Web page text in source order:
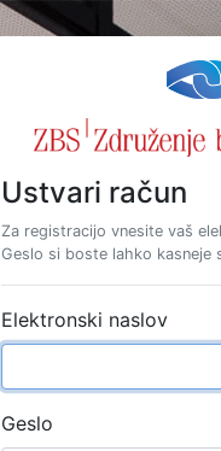
Ustvari račun
Za registracijo vnesite vaš
Geslo si boste lahko kasneje
Elektronski naslov
Geslo